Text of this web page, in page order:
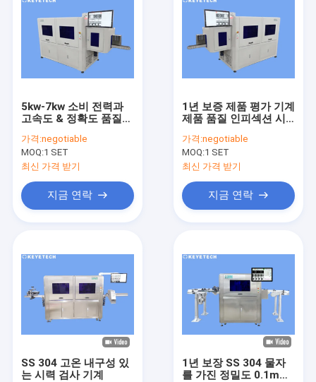
5kw-7kw 소비 전력과
고속도 & 정확도 품질
가격:negotiable
MOQ:1 SET
최신 가격 받기
지금 연락
1년 보증 제품 평가 기계
제품 품질 인피섹션 시
가격:negotiable
MOQ:1 SET
최신 가격 받기
지금 연락
SS 304 고온 내구성 있
는 시력 검사 기계
1년 보장 SS 304 물자
를 가진 정밀도 0.1mm